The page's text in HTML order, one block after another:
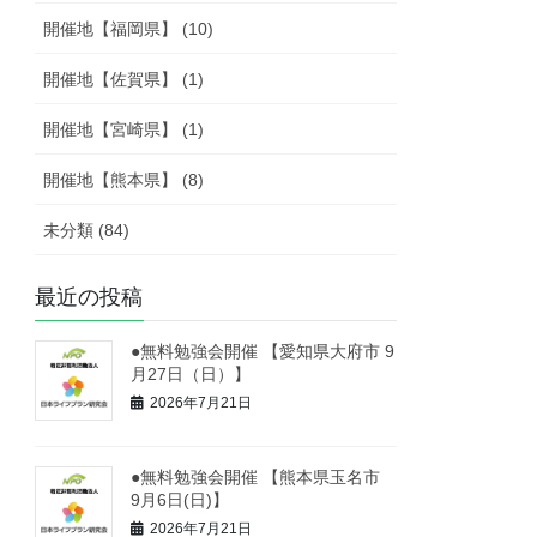
開催地【福岡県】 (10)
開催地【佐賀県】 (1)
開催地【宮崎県】 (1)
開催地【熊本県】 (8)
未分類 (84)
最近の投稿
●無料勉強会開催 【愛知県大府市 9
月27日（日）】
2026年7月21日
●無料勉強会開催 【熊本県玉名市
9月6日(日)】
2026年7月21日